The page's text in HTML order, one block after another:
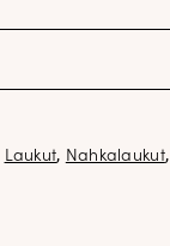
Laukut, Nahkalaukut,